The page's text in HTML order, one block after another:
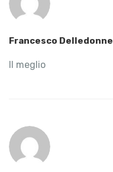
Francesco Delledonne
Il meglio